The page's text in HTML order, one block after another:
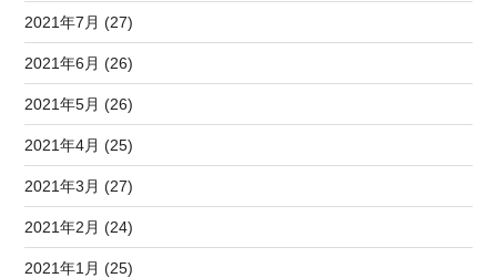
2021年7月 (27)
2021年6月 (26)
2021年5月 (26)
2021年4月 (25)
2021年3月 (27)
2021年2月 (24)
2021年1月 (25)